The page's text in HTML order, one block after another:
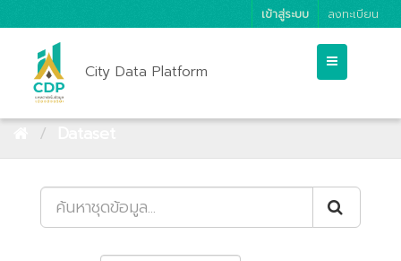
เข้าสู่ระบบ ลงทะเบียน
City Data Platform